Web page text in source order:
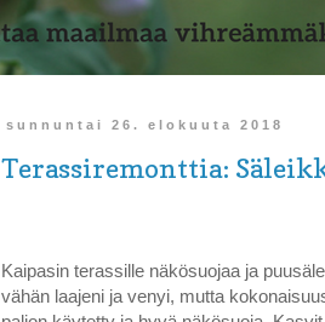
sunnuntai 26. elokuuta 2018
Terassiremonttia:
Kaipasin terassille näkösuojaa ja
vähän laajeni ja venyi, mutta